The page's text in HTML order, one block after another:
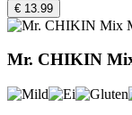
€ 13.99
Mr. CHIKIN